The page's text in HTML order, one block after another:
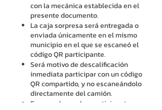
con la mecánica establecida en el
presente documento.
La caja sorpresa será entregada o
enviada únicamente en el mismo
municipio en el que se escaneó el
código QR participante.
Será motivo de descalificación
inmediata participar con un código
QR compartido, y no escaneándolo
directamente del camión.
En caso de que los participantes